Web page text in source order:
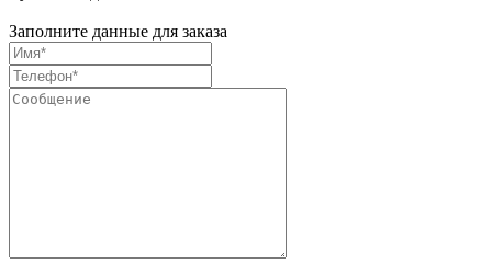
Заполните данные для заказа